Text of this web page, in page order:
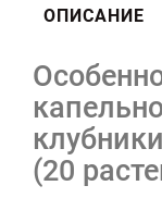
ОПИСАНИЕ
(20